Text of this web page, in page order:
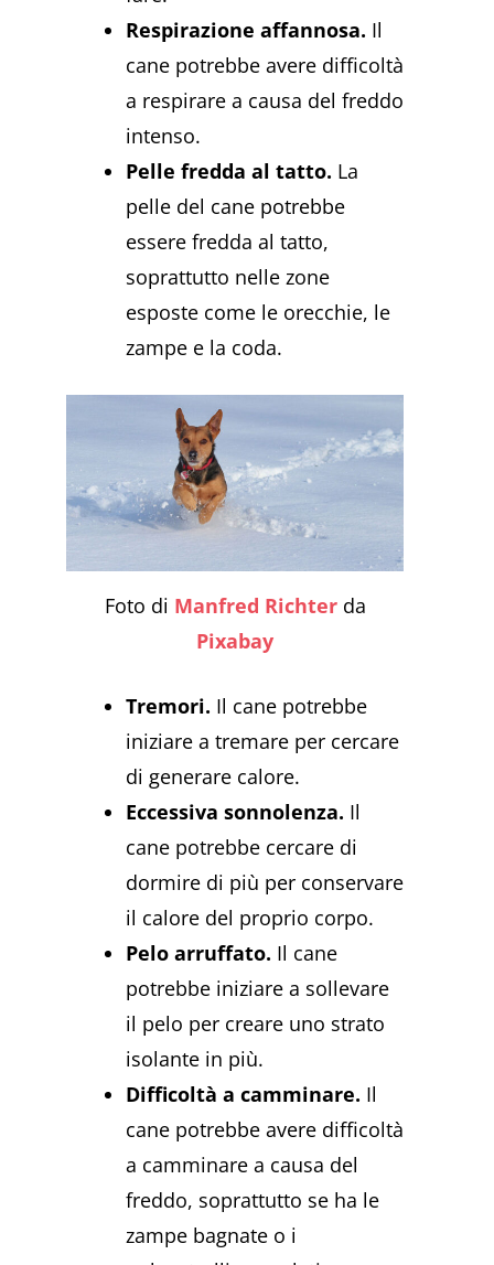
Respirazione affannosa. Il
cane potrebbe avere difficoltà
a respirare a causa del freddo
intenso.
Pelle fredda al tatto. La
pelle del cane potrebbe
essere fredda al tatto,
soprattutto nelle zone
esposte come le orecchie, le
zampe e la coda.
Foto di Manfred Richterda
Pixabay
Tremori. Il cane potrebbe
iniziare a tremare per cercare
di generare calore.
Eccessiva sonnolenza. Il
cane potrebbe cercare di
dormire di più per conservare
il calore del proprio corpo.
Pelo arruffato. Il cane
potrebbe iniziare a sollevare
il pelo per creare uno strato
isolante in più.
Difficoltà a camminare. Il
cane potrebbe avere difficoltà
a camminare a causa del
freddo, soprattutto se ha le
zampe bagnate o i